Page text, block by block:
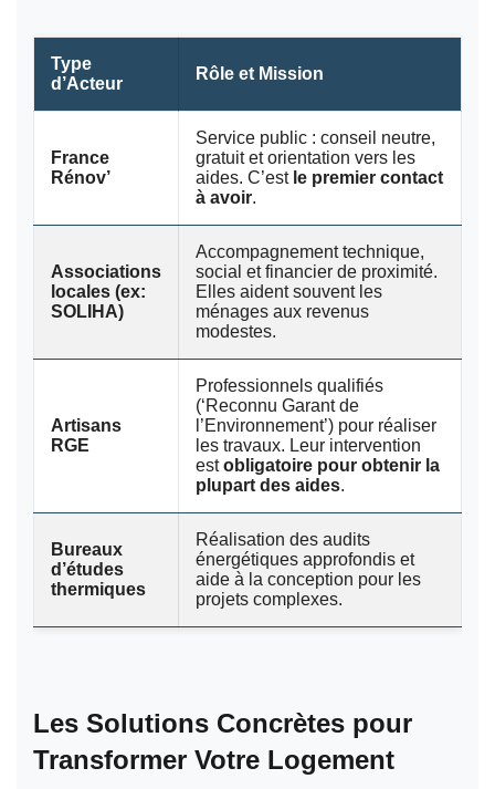
Type
d’Acteur
Rôle et Mission
France
Rénov’
Service public : conseil neutre,
gratuit et orientation vers les
aides. C’est le premier contact
à avoir.
Associations
locales (ex:
SOLIHA)
Accompagnement technique,
social et financier de proximité.
Elles aident souvent les
ménages aux revenus
modestes.
Artisans
RGE
Professionnels qualifiés
(‘Reconnu Garant de
l’Environnement’) pour réaliser
les travaux. Leur intervention
estobligatoire pour obtenir la
plupart des aides.
Bureaux
d’études
thermiques
Réalisation des audits
énergétiques approfondis et
aide à la conception pour les
projets complexes.
Les Solutions Concrètes pour
Transformer Votre Logement